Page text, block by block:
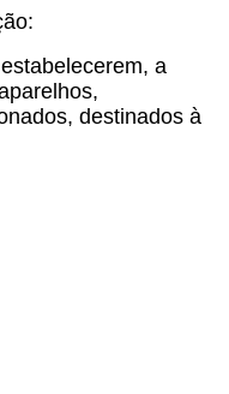
a
destinados à